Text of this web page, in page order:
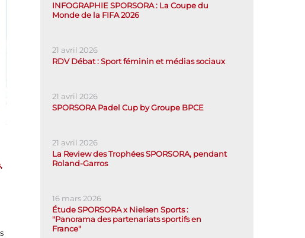
INFOGRAPHIE SPORSORA : La Coupe du
Monde de la FIFA 2026
21 avril 2026
RDV Débat : Sport féminin et médias sociaux
21 avril 2026
SPORSORA Padel Cup by Groupe BPCE
21 avril 2026
La Review des Trophées SPORSORA, pendant
Roland-Garros
16 mars 2026
Étude SPORSORA x Nielsen Sports :
"Panorama des partenariats sportifs en
France"